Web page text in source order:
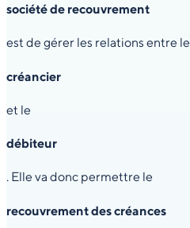
société de recouvrement
est de gérer les relations entre le
créancier
et le
débiteur
. Elle va donc permettre le
recouvrement des créances